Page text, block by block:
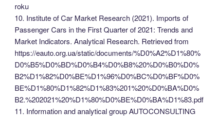
roku
10. Institute of Car Market Research (2021). Imports of
Passenger Cars in the First Quarter of 2021: Trends and
Market Indicators. Analytical Research. Retrieved from
https://eauto.org.ua/static/documents/%D0%A2%D1%80%
D0%B5%D0%BD%D0%B4%D0%B8%20%D0%B0%D0%
B2%D1%82%D0%BE%D1%96%D0%BC%D0%BF%D0%
BE%D1%80%D1%82%D1%83%201%20%D0%BA%D0%
B2.%202021%20%D1%80%D0%BE%D0%BA%D1%83.pdf
11. Information and analytical group AUTOCONSULTING